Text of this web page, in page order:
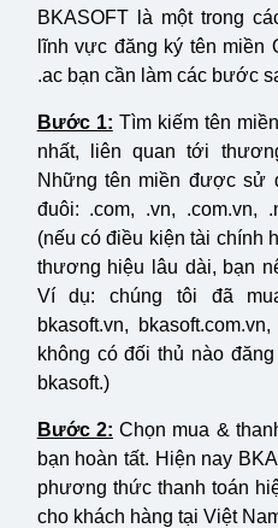
BKASOFT là một trong
lĩnh vực đăng ký tên miền
.ac bạn cần làm các bước
Bước 1: Tìm kiếm tên
nhất, liên quan tới
Những tên miền được sử
đuôi: .com, .vn, .com.vn,
(nếu có điều kiện tài chính
thương hiệu lâu dài, bạn
Ví dụ: chúng tôi đã
bkasoft.vn,
không có đối thủ nào
bkasoft.)
Bước 2: Chọn mua &
bạn hoàn tất. Hiện nay
phương thức thanh toán
cho khách hàng tại Việt